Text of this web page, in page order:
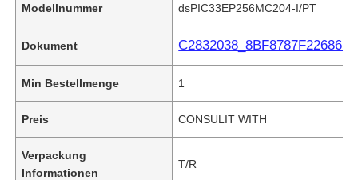
Modellnummer dsPIC33EP256MC204-I/PT
Dokument
Min Bestellmenge 1
Preis CONSULIT WITH
Verpackung
Informationen
T/R